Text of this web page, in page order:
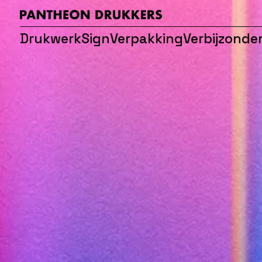
DrukwerkSignVerpakking